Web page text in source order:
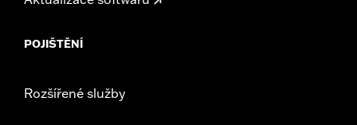
POJIŠTĚNÍ
Rozšířené služby